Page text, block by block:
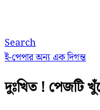
Search
ই-পেপারঅন্য এক দিগন্ত
দুঃখিত ! পেজটি